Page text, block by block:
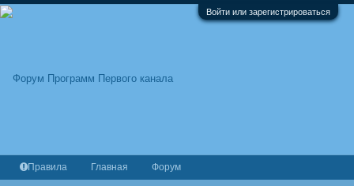
Войти или зарегистрироваться
Правила Главная Форум